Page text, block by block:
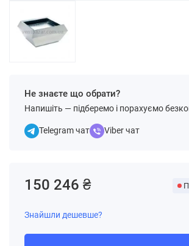
Не знаєте що обрати?
Напишіть — підберемо і порахуємо
Telegram чат Viber чат
150 246 ₴
Знайшли дешевше?